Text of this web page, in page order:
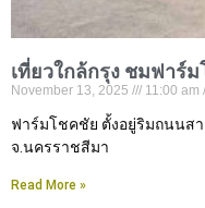
เที่ยวใกล้กรุง ชมฟา
November 13, 2025 11:00 am
ฟาร์มโชคชัย ตั้งอยู่ริมถนนส
จ.นครราชสีมา
Read More »